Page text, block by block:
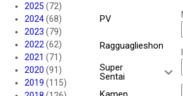
2025 (72)
2024(68)
2023 (79)
2022(62)
2021 (71)
2020 (91)
2019 (115)
PV
Ragguaglieshon
Super
Sentai